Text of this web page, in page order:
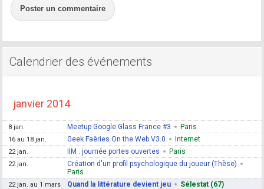
Poster un commentaire
Calendrier des événements
janvier 2014
8 jan. Meetup Google Glass France #3 Paris
16 au 18 jan. Geek Faëries On the Web V3.0 Internet
22 jan. IIM : journée portes ouvertes Paris
22 jan.
Création d'un profil psychologique du joueur (Thèse)
Paris
22 jan. au 1 mars Quand la littérature devient jeu Sélestat (67)